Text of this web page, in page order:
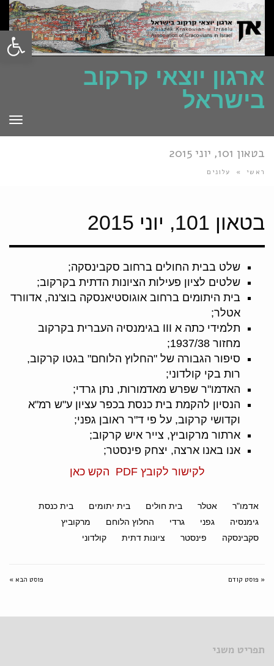
פתח
ארגון יוצאי קרקוב
בישראל
בטאון 101, יוני 2015
ראשי » עלונים
בטאון 101, יוני 2015
שלט בבית החולים ברחוב סקבינסקה;
שלטים לציון פעילות הציונות הדתית בקרקוב;
בית היתומים ברחוב אוגוסטיאנסקה בוצ'נה, אדוורד
אטלר;
תלמידי כתה א III בגימנסיה העברית בקרקוב
מחזור 1937/38;
סיפור הגבורה של "החלוץ הלוחם" בגטו קרקוב,
רות בקי קולדוני;
האדמו"ר שפרש מאדמורות, נתן גרדי;
הנסיון להקמת בית כנסת בכפר עציון ע"ש רמ"א
וקדושי קרקוב, על פי ד"ר ראובן גפני;
ארתור מרקוביץ, צייר איש קרקוב;
אנו באנו ארצה, יצחק פינסטר;
לקישור לקובץ PDF הקש כאן
אדמו"ר אטלר בית חולים בית יתומים
בית כנסת
גימנסיה
גפני גרדי החלוץ הלוחם
מרקוביץ
סקבינסקה
פינסטר ציונות דתית קולדוני
« פוסט קודם פוסט הבא »
תפריט משני